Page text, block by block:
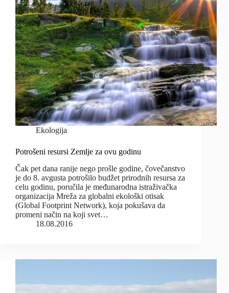
Ekologija
Potrošeni resursi Zemlje za ovu godinu
Čak pet dana ranije nego prošle godine, čovečanstvo
je do 8. avgusta potrošilo budžet prirodnih resursa za
celu godinu, poručila je međunarodna istraživačka
organizacija Mreža za globalni ekološki otisak
(Global Footprint Network), koja pokušava da
promeni način na koji svet…
18.08.2016